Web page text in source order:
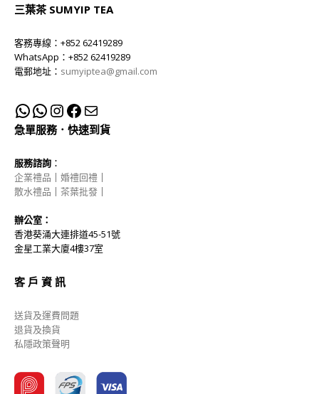
三葉茶 SUMYIP TEA
客務專線：+852 62419289
WhatsApp：+852 62419289
電郵地址： sumyiptea@gmail.com
急單服務．快速到貨
服務諮詢 ：
企業禮品 ｜ 婚禮回禮 ｜
散水禮品 ｜ 茶葉批發 ｜
辦公室：
香港葵涌大連排道45-51號
金星工業大廈4樓37室
客 戶 資 訊
送貨及運費問題
退貨及換貨
私隱政策聲明